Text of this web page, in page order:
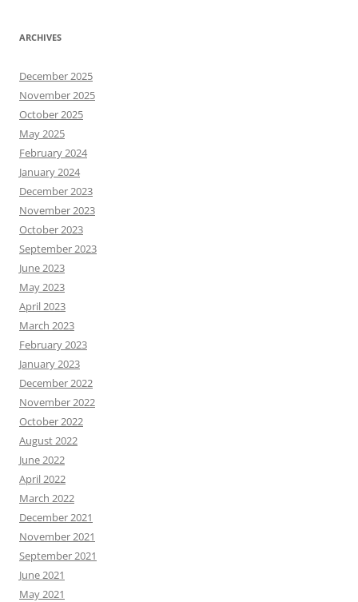
ARCHIVES
December 2025
November 2025
October 2025
May 2025
February 2024
January 2024
December 2023
November 2023
October 2023
September 2023
June 2023
May 2023
April 2023
March 2023
February 2023
January 2023
December 2022
November 2022
October 2022
August 2022
June 2022
April 2022
March 2022
December 2021
November 2021
September 2021
June 2021
May 2021